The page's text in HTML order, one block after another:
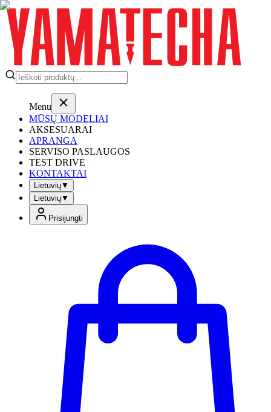
Menu
MŪSŲ MODELIAI
AKSESUARAI
APRANGA
SERVISO PASLAUGOS
TEST DRIVE
KONTAKTAI
Lietuvių▼
Lietuvių▼
Prisijungti